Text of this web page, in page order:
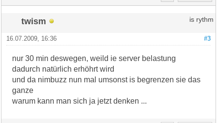
twism is rythm
#3
16.07.2009, 16:36
nur 30 min deswegen, weild ie server belastung
dadurch natürlich erhöhrt wird
und da nimbuzz nun mal umsonst is begrenzen sie das
ganze
warum kann man sich ja jetzt denken ...